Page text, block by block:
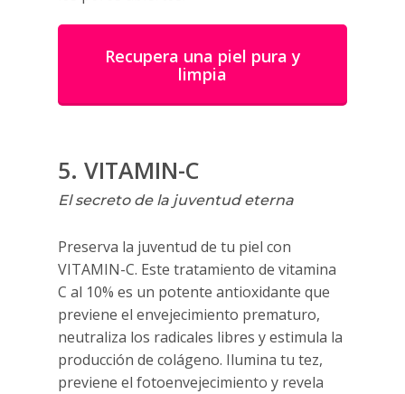
Recupera una piel pura y
limpia
5. VITAMIN-C
El secreto de la juventud eterna
Preserva la juventud de tu piel con
VITAMIN-C. Este tratamiento de vitamina
C al 10% es un potente antioxidante que
previene el envejecimiento prematuro,
neutraliza los radicales libres y estimula la
producción de colágeno. Ilumina tu tez,
previene el fotoenvejecimiento y revela